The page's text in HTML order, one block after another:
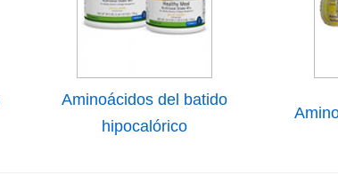
Aminoácidos del batido
hipocalórico